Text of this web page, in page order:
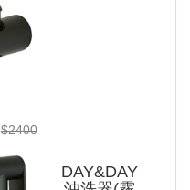
$2400
DAY&DAY